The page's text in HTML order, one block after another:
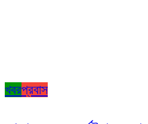
খবরপ্রবাস